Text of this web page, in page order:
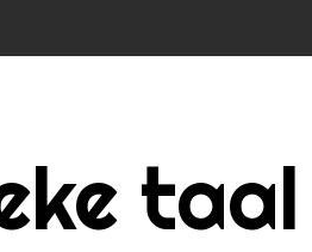
taal